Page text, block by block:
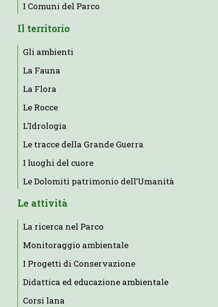
I Comuni del Parco
Il territorio
Gli ambienti
La Fauna
La Flora
Le Rocce
L’Idrologia
Le tracce della Grande Guerra
I luoghi del cuore
Le Dolomiti patrimonio dell’Umanità
Le attività
La ricerca nel Parco
Monitoraggio ambientale
I Progetti di Conservazione
Didattica ed educazione ambientale
Corsi lana